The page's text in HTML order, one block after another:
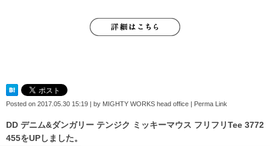
Posted on 2017.05.30 15:19 by MIGHTY WORKS head office Perma Link
DD デニム&ダンガリー テンジク ミッキーマウス フリフリTee 3772
455をUPしました。